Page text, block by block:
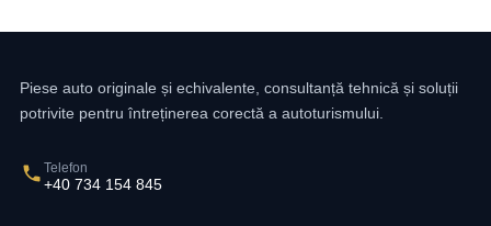
Piese auto originale și echivalente, consultanță tehnică și soluții
potrivite pentru întreținerea corectă a autoturismului.
Telefon
+40 734 154 845